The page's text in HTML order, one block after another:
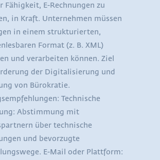
Fähigkeit, E-Rechnungen zu
in Kraft. Unternehmen müssen
in einem strukturierten,
Format (z. B. XML)
und verarbeiten können. Ziel
der Digitalisierung und
von Bürokratie.
Technische
Abstimmung mit
über technische
und bevorzugte
E-Mail oder Plattform: